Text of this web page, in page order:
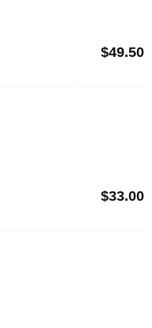
$49.50
$33.00